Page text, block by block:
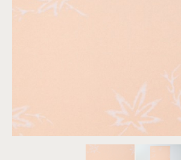
MATERIALS